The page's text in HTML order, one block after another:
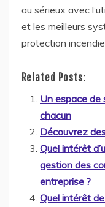
au sérieux avec
et les meilleurs
protection incendie.
Related Posts:
Un espace de
chacun
Découvrez
Quel intérêt
gestion des
entreprise ?
Quel intérêt